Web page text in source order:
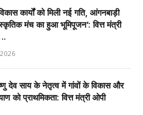
कार्यों को मिली नई गति, आंगनबाड़ी
मंच का हुआ भूमिपूजन’: वित्त मंत्री
देव साय के नेतृत्व में गांवों के विकास और
को प्राथमिकता: वित्त मंत्री ओपी